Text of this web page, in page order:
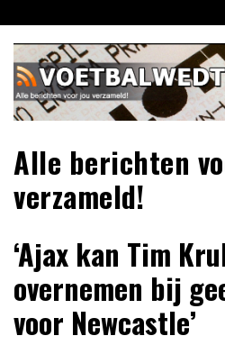
naar
inhoud
Alle berichten
verzameld!
‘Ajax kan Tim
overnemen bij
voor Newcastle’